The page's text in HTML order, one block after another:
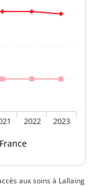
France
2022 2023
aux soins à Lallaing